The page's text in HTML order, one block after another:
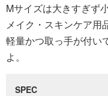
Mサイズは大きすぎず
メイク・スキンケア用
軽量かつ取っ手が付い
よ。
SPEC